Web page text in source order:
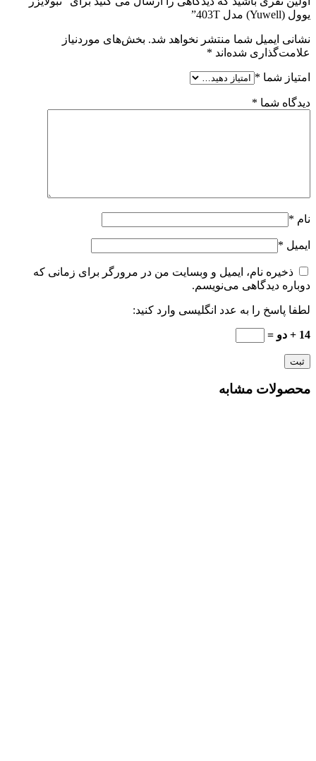
یوول (Yuwell) مدل 403T”
نشانی ایمیل شما منتشر نخواهد شد. بخش‌های موردنیاز
علامت‌گذاری شده‌اند *
امتیاز شما *
دیدگاه شما *
نام *
ایمیل *
ذخیره نام، ایمیل و وبسایت من در مرورگر برای زمانی که
دوباره دیدگاهی می‌نویسم.
لطفا پاسخ را به عدد انگلیسی وارد کنید:
14 + دو =
محصولات مشابه